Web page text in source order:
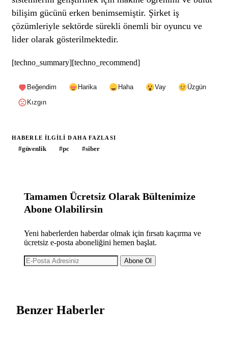
bilişim gücünü erken benimsemiştir. Şirket iş
çözümleriyle sektörde sürekli önemli bir oyuncu ve
lider olarak gösterilmektedir.
[techno_summary][techno_recommend]
Beğendim Harika Haha Vay
Üzgün
Kızgın
HABERLE ILGILI DAHA FAZLASI
#güvenlik #pc #siber
Tamamen Ücretsiz Olarak Bültenimize
Abone Olabilirsin
Yeni haberlerden haberdar olmak için fırsatı kaçırma ve
ücretsiz e-posta aboneliğini hemen başlat.
Abone Ol
Benzer Haberler